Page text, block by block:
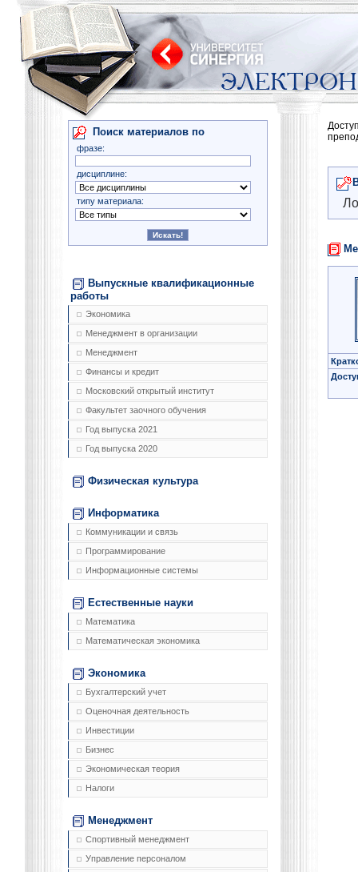
Поиск материалов по
фразе:
дисциплине:
типу материала:
Выпускные квалификационные
работы
Экономика
Менеджмент в организации
Менеджмент
Финансы и кредит
Московский открытый институт
Факультет заочного обучения
Год выпуска 2021
Год выпуска 2020
Физическая культура
Информатика
Коммуникации и связь
Программирование
Информационные системы
Естественные науки
Математика
Математическая экономика
Экономика
Бухгалтерский учет
Оценочная деятельность
Инвестиции
Бизнес
Экономическая теория
Налоги
Менеджмент
Спортивный менеджмент
Управление персоналом